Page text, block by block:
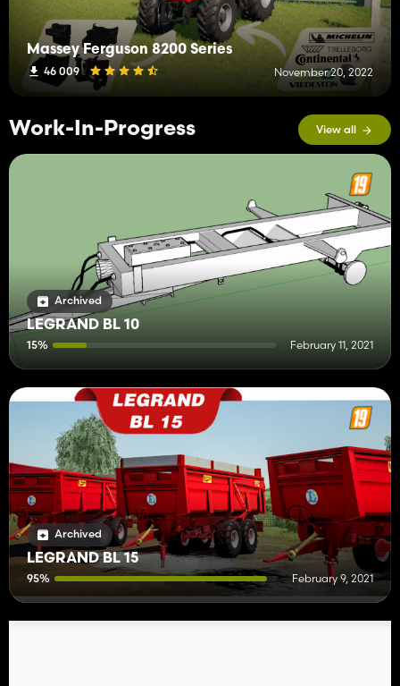
Massey Ferguson 8200 Series
46 009 November 20, 2022
Work-In-Progress View all
Archived
LEGRAND BL 10
15% February 11, 2021
Archived
LEGRAND BL 15
95% February 9, 2021